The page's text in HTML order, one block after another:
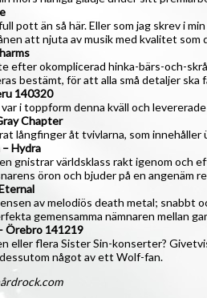
pott än så här. Eller som jag skrev i
att njuta av musik med kvalitet
efter okomplicerad hinka-bärs-och-
bestämt, för att alla små detaljer ska
140320
i toppform denna kväll och
Chapter
långfinger åt tvivlarna, som
Hydra
gnistrar världsklass rakt igenom och
öron och bjuder på en angenäm
av melodiös death metal;
gemensamma nämnaren mellan
Örebro 141219
eller flera Sister Sin-konserter?
dessutom något av ett Wolf-fan.